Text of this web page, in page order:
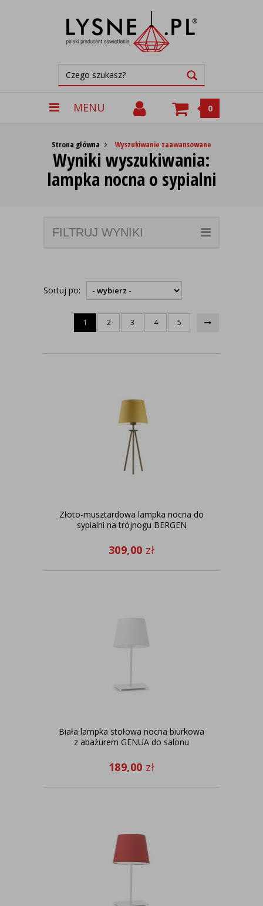
MENU 0
Strona główna Wyszukiwanie zaawansowane
Wyniki wyszukiwania:
lampka nocna o sypialni
FILTRUJ WYNIKI
Sortuj po:
1 2 3 4 5
Złoto-musztardowa lampka nocna do
sypialni na trójnogu BERGEN
309,00 zł
Biała lampka stołowa nocna biurkowa
z abażurem GENUA do salonu
189,00 zł